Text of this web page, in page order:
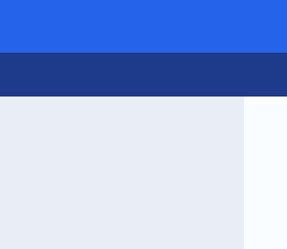
conteúdo